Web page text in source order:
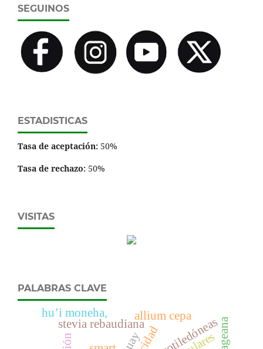
SEGUINOS
ESTADISTICAS
Tasa de aceptación: 50%
Tasa de rechazo: 50%
VISITAS
PALABRAS CLAVE
stevia rebaudiana dicotiledóneas
allium cepa
hu’i moneha,